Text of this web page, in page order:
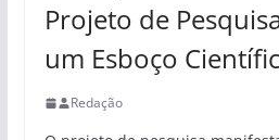
Projeto de
um Esboço
Redação